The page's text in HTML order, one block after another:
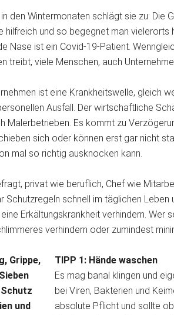
den Wintermonaten schlägt sie zu: Die
hilfreich und so begegnet man
Nase ist ein Covid-19-Patient.
treibt, viele Menschen, auch
ist eine Krankheitswelle, gleich
Ausfall. Der wirtschaftliche
Malerbetrieben. Es kommt zu
sich oder können erst gar nicht
mal so richtig ausknocken kann.
privat wie beruflich, Chef wie
Schutzregeln schnell im täglichen
Erkältungskrankheit verhindern. Wer
verhindern oder zumindest
TIPP 1: Hände waschen
Es mag banal klingen und
bei Viren, Bakterien und
absolute Pflicht und sollte